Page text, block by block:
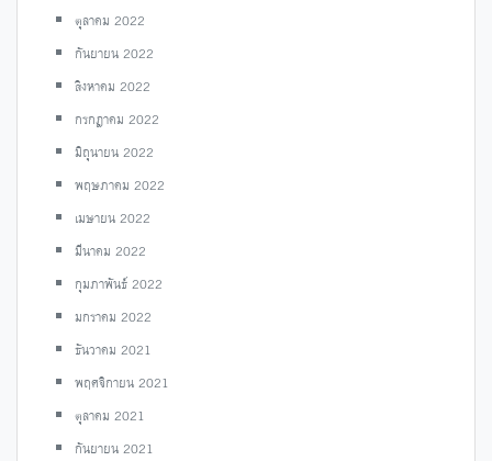
ตุลาคม 2022
กันยายน 2022
สิงหาคม 2022
กรกฎาคม 2022
มิถุนายน 2022
พฤษภาคม 2022
เมษายน 2022
มีนาคม 2022
กุมภาพันธ์ 2022
มกราคม 2022
ธันวาคม 2021
พฤศจิกายน 2021
ตุลาคม 2021
กันยายน 2021